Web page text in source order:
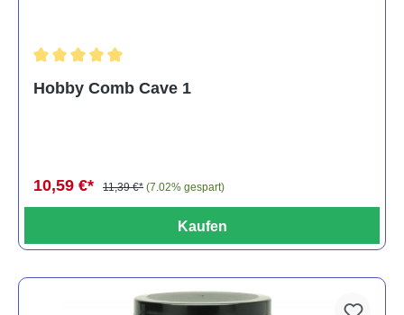
Hobby Comb Cave 1
10,59 €* 11,39 €* (7.02% gespart)
Kaufen